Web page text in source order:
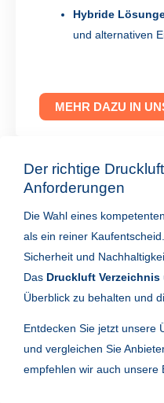
Hybride
und alternativen
MEHR DAZU IN
Der richtige
Anforderungen
Die Wahl eines kompetenten
als ein reiner
Sicherheit und
Das Druckluft Verzeichnis
Überblick zu behalten und
Entdecken Sie jetzt unsere
und vergleichen Sie
empfehlen wir auch unsere